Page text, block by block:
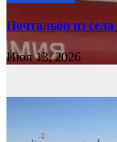
Почтальон из
Июл 13, 2026